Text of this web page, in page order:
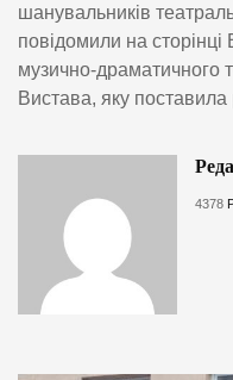
шанувальників
повідомили на сторінці
музично-драматичного
Вистава, яку
4378